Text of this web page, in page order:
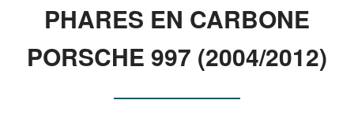
PHARES EN CARBONE
PORSCHE 997 (2004/2012)